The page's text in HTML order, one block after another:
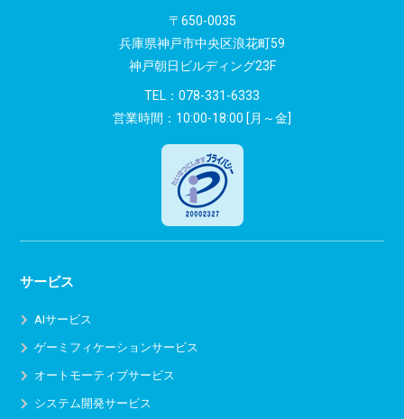
〒650-0035
兵庫県神戸市中央区浪花町59
神戸朝日ビルディング23F
TEL： 078-331-6333
営業時間：10:00-18:00 [月～金]
サービス
AIサービス
ゲーミフィケーションサービス
オートモーティブサービス
システム開発サービス